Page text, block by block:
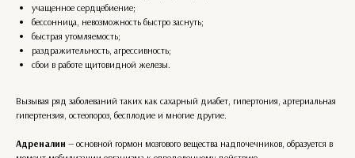
учащенное сердцебиение;
бессонница, невозможность быстро заснуть;
быстрая утомляемость;
раздражительность, агрессивность;
сбои в работе щитовидной железы.
Вызывая ряд заболеваний таких как сахарный диабет, гипертония, артериальная
гипертензия, остеопороз, бесплодие и многие другие.
Адреналин — основной гормон мозгового вещества надпочечников, образуется в